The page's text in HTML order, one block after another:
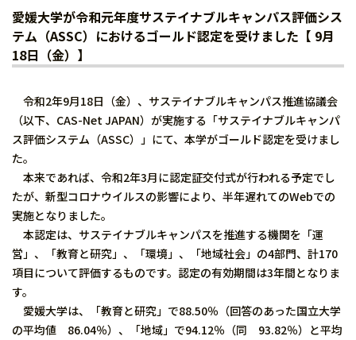
愛媛大学が令和元年度サステイナブルキャンパス評価シス
テム（ASSC）におけるゴールド認定を受けました【 9月
18日（金）】
令和2年9月18日（金）、サステイナブルキャンパス推進協議会
（以下、CAS-Net JAPAN）が実施する「サステイナブルキャンパ
ス評価システム（ASSC）」にて、本学がゴールド認定を受けまし
た。
本来であれば、令和2年3月に認定証交付式が行われる予定でし
たが、新型コロナウイルスの影響により、半年遅れてのWebでの
実施となりました。
本認定は、サステイナブルキャンパスを推進する機関を「運
営」、「教育と研究」、「環境」、「地域社会」の4部門、計170
項目について評価するものです。認定の有効期間は3年間となりま
す。
愛媛大学は、「教育と研究」で88.50％（回答のあった国立大学
の平均値 86.04％）、「地域」で94.12％（同 93.82％）と平均